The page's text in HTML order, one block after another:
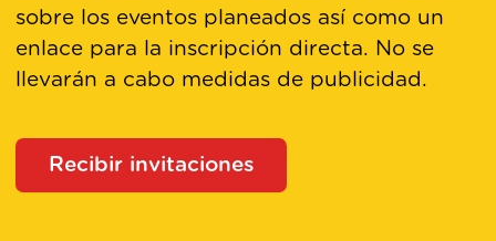
sobre los eventos planeados así como un
enlace para la inscripción directa. No se
llevarán a cabo medidas de publicidad.
Recibir invitaciones